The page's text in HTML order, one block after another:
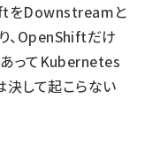
をDownstreamと
、OpenShiftだけ
ってKubernetes
決して起こらない